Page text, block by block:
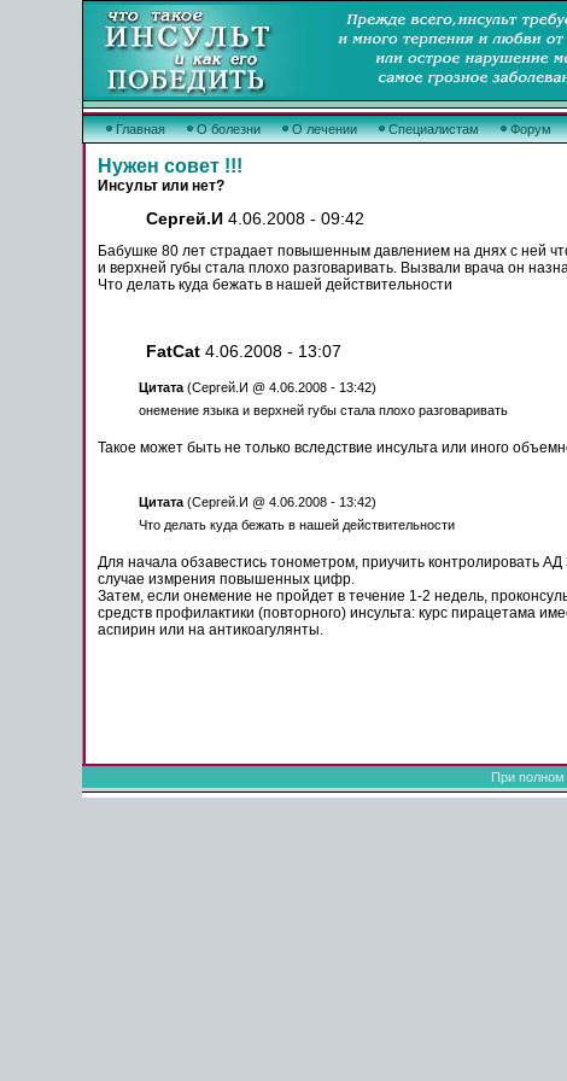
Главная О болезни О лечении Специалистам Форум
Нужен совет !!!
Инсульт или нет?
Сергей.И4.06.2008 - 09:42
Бабушке 80 лет страдает повышенным давлением на днях с ней
и верхней губы стала плохо разговаривать. Вызвали врача он
Что делать куда бежать в нашей действительности
FatCat4.06.2008 - 13:07
Цитата(Сергей.И @ 4.06.2008 - 13:42)
онемение языкаи верхней губыстала плохо разговаривать
Такое может бытьне только вследствие инсультаили иного
Цитата(Сергей.И @ 4.06.2008 - 13:42)
Что делать куда бежать в нашей действительности
Для начала обзавестись тонометром, приучить контролировать
случае измрения повышенных цифр.
Затем, если онемение не пройдет в течение 1-2 недель,
средств профилактики (повторного) инсульта: курс пирацетама
аспирин или на антикоагулянты.
При полном